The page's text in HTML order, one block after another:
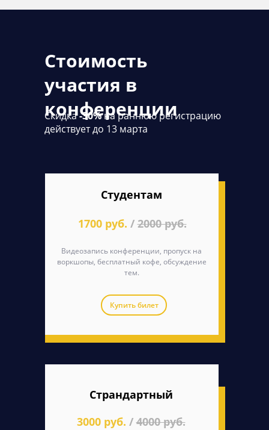
Стоимость
участия в
конференции
Скидка-30%на раннюю регистрацию
действует до 13 марта
Студентам
Видеозапись конференции, пропуск на
воркшопы, бесплатный кофе, обсуждение
тем.
1700 руб. /2000 руб.
Купить билет
Страндартный
3000 руб. /4000 руб.